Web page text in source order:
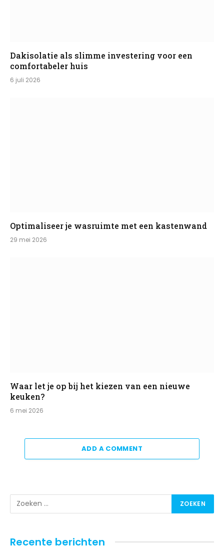
Dakisolatie als slimme investering voor een
comfortabeler huis
6 juli 2026
Optimaliseer je wasruimte met een kastenwand
29 mei 2026
Waar let je op bij het kiezen van een nieuwe
keuken?
6 mei 2026
ADD A COMMENT
Recente berichten